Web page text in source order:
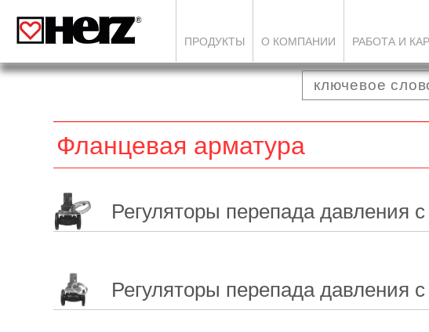
ПРОДУКТЫ О КОМПАНИИ РАБОТА И
Фланцевая арматура
Регуляторы перепада давления
Регуляторы перепада давления